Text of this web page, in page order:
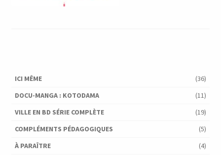
ICI MÊME
(36)
DOCU-MANGA : KOTODAMA
(11)
VILLE EN BD SÉRIE COMPLÈTE
(19)
COMPLÉMENTS PÉDAGOGIQUES
(5)
À PARAÎTRE
(4)